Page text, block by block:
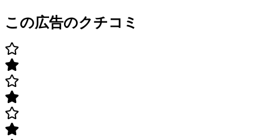
この広告のクチコミ